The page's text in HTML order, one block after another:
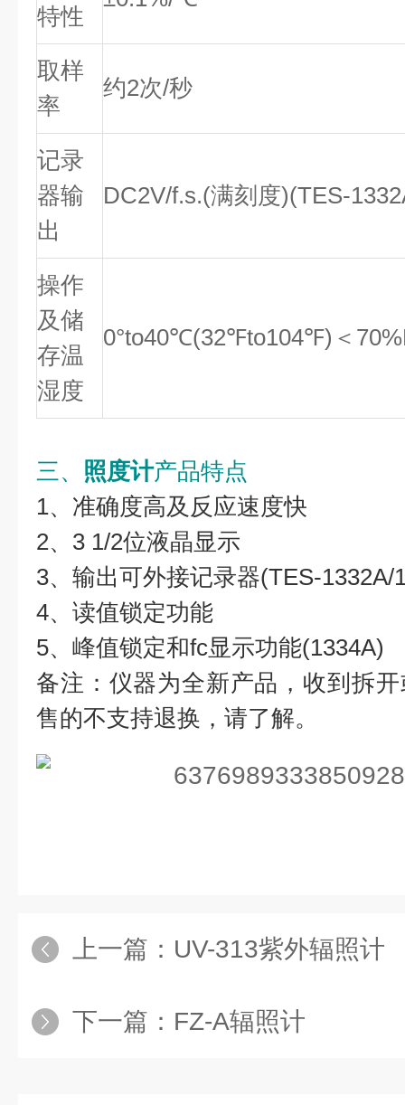
特性
取样
率
约2次/秒
记录
器输
出
DC2V/f.s.(满刻度)(TES-
操作
及储
存温
湿度
0°to40℃(32℉to104℉)＜
三、 照度计产品特点
1、准确度高及反应速度快
2、3 1/2位液晶显示
3、输出可外接记录器(TES-1332A/
4、读值锁定功能
5、峰值锁定和fc显示功能(1334A)
备注：仪器为全新产品，收到拆
售的不支持退换，请了解。
上一篇： UV-313紫外辐照计
下一篇： FZ-A辐照计